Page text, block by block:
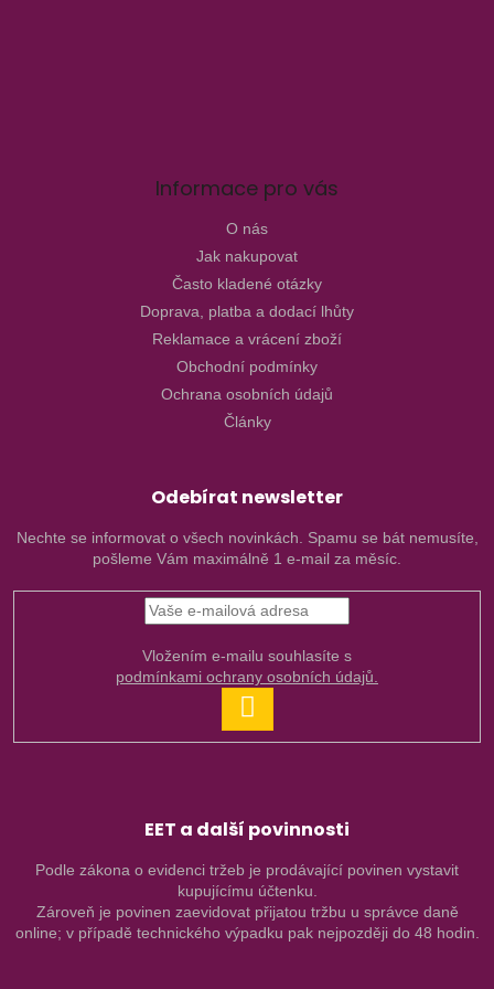
Informace pro vás
O nás
Jak nakupovat
Často kladené otázky
Doprava, platba a dodací lhůty
Reklamace a vrácení zboží
Obchodní podmínky
Ochrana osobních údajů
Články
Odebírat newsletter
Nechte se informovat o všech novinkách. Spamu se bát nemusíte,
pošleme Vám maximálně 1 e-mail za měsíc.
podmínkami ochrany osobních údajů.
SE
EET a další povinnosti
Podle zákona o evidenci tržeb je prodávající povinen vystavit
kupujícímu účtenku.
Zároveň je povinen zaevidovat přijatou tržbu u správce daně
online; v případě technického výpadku pak nejpozději do 48 hodin.